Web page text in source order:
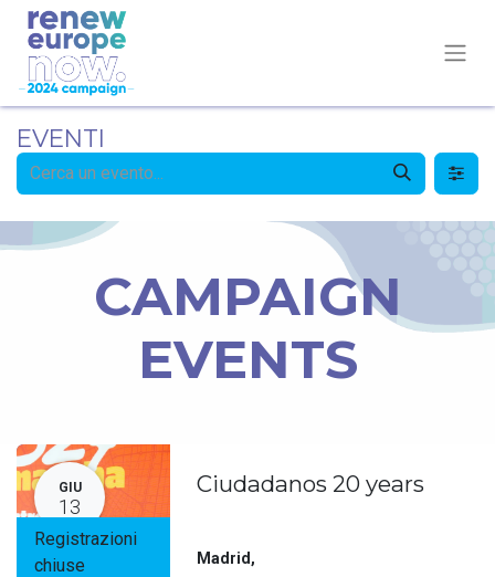
EVENTI
CAMPAIGN
EVENTS
GIU
13
Registrazioni
chiuse
Ciudadanos 20 years
Madrid ,